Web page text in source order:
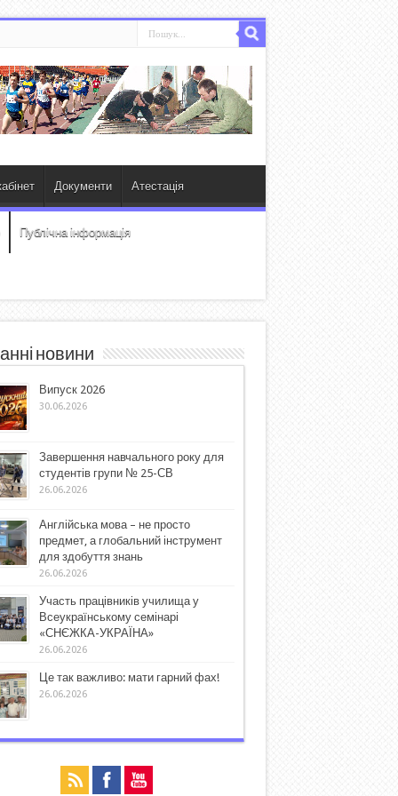
Документи Атестація
Публічна інформація
новини
Випуск 2026
30.06.2026
Завершення навчального року для
студентів групи № 25-СВ
26.06.2026
Англійська мова – не просто
предмет, а глобальний інструмент
для здобуття знань
26.06.2026
Участь працівників училища у
Всеукраїнському семінарі
«СНЄЖКА-УКРАЇНА»
26.06.2026
Це так важливо: мати гарний фах!
26.06.2026